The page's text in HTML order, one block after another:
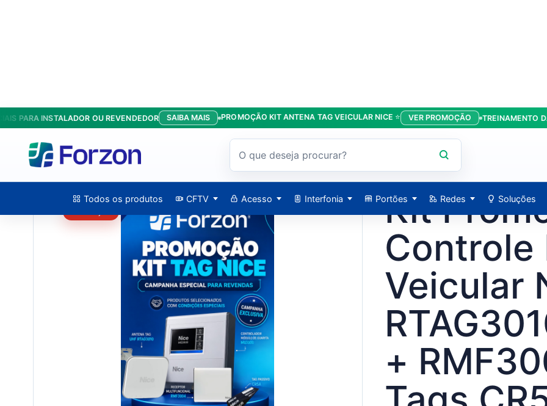
INSTALADOR OU REVENDEDOR SAIBA MAIS PROMOÇÃO KIT ANTENA TAG VEICULAR NICE ⭐ VER PROMOÇÃO TREINAMENTO DA
Todos os produtos CFTV Acesso Interfonia Portões Redes Soluções
Início /Produtos/Kit Promocional Controle De Acesso Veicular Nice RTAG3010 + MG3000 + RMF3004 + 100 Tags CR5
Kit
Controle
Veicular
+